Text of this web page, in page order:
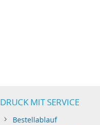
DRUCK MIT SERVICE
Bestellablauf